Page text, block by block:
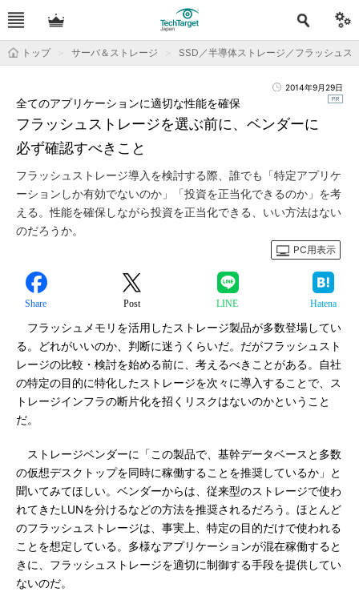
トップ サーバ＆ストレージ SSD／半導体ストレージ／フラッシュス
2014年9月29日
フラッシュストレージを選ぶ前に、ベンダーに
必ず確認すべきこと
全てのアプリケーションに適切な性能を確保
フラッシュストレージ導入を検討する際、誰でも「特定アプリケ
ーションしか有効でないのか」「投資を正当化できるのか」を考
える。性能を確保しながら投資を正当化できる、いい方法はない
のだろうか。
PC用表示
Share Post LINE Hatena
フラッシュメモリを活用したストレージ製品が多数登場してい
る。どれがいいのか、判断に迷うくらいだ。だがフラッシュスト
レージの比較・検討を始める前に、考えるべきことがある。自社
の特定の目的に特化したストレージを次々に導入することで、ス
トレージインフラの断片化を招くリスクはないのかということ
だ。
ストレージベンダーに「この製品で、基幹データベースと多数
の仮想デスクトップを同時に稼働することを推奨しているか」と
聞いてみてほしい。ベンダーからは、従来型のストレージで使わ
れてきたLUNを分けるなどの方法を推奨されるだろう。ほとんど
のフラッシュストレージは、事実上、特定の目的だけで使われる
ことを想定している。多様なアプリケーションが混在稼働すると
きに、フラッシュストレージを適切に制御する手段を提供してい
ないのだ。